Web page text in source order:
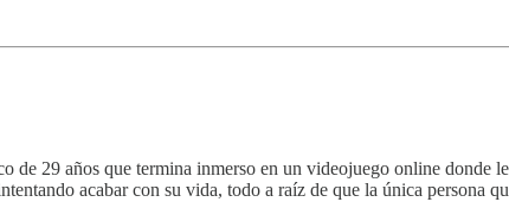
29 años que termina inmerso en un videojuego online donde
acabar con su vida, todo a raíz de que la única persona